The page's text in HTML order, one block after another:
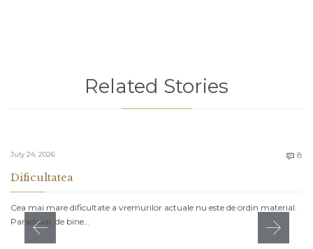
Related Stories
July 24, 2026  8
Dificultatea
Cea mai mare dificultate a vremurilor actuale nu este de ordin material.
Paradoxal, de bine…